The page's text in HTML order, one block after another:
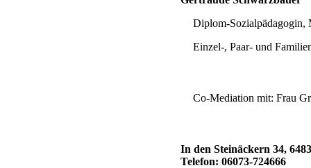
Diplom-Sozialpädagogin,
Einzel-, Paar- und
Co-Mediation mit: Frau
In den Steinäckern 34,
Telefon: 06073-724666